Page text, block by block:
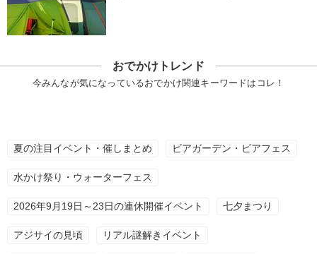
おでかけトレンド
今みんなが気になっているおでかけ関連キーワードはコレ！
夏の注目イベント・催しまとめ ビアガーデン・ビアフェス
水かけ祭り・ウォーターフェス
2026年9月19日～23日の連休開催イベント 七夕まつり
アジサイの見頃 リアル謎解きイベント